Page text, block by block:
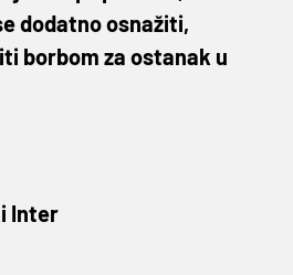
dodatno osnažiti,
borbom za ostanak u
Inter